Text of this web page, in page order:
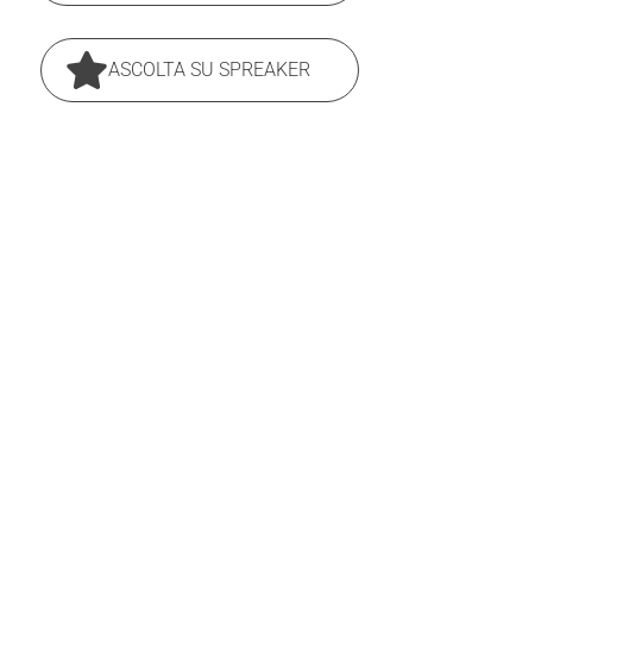
ASCOLTA SU SPREAKER